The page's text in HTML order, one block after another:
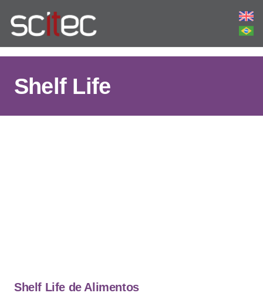
Shelf Life
Shelf Life de Alimentos